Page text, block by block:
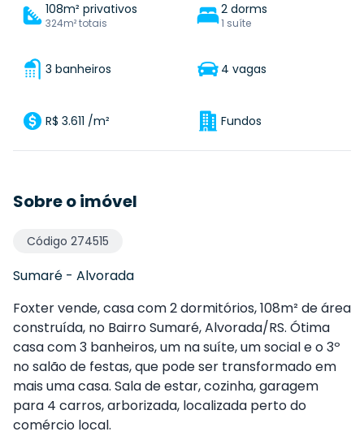
108m² privativos
324m² totais
2 dorms
1 suíte
3 banheiros 4 vagas
R$ 3.611 /m² Fundos
Sobre o imóvel
Código 274515
Sumaré - Alvorada
Foxter vende, casa com 2 dormitórios, 108m² de área
construída, no Bairro Sumaré, Alvorada/RS. Ótima
casa com 3 banheiros, um na suíte, um social e o 3º
no salão de festas, que pode ser transformado em
mais uma casa. Sala de estar, cozinha, garagem
para 4 carros, arborizada, localizada perto do
comércio local.